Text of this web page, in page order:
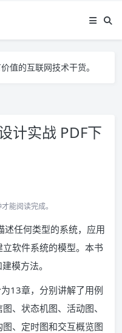
值的互联网技术干货。
计实战 PDF下
能阅读完成。
述任何类型的系统，应用
软件系统的模型。本书
模方法。
13章，分别讲解了用例
、状态机图、活动图、
、定时图和交互概览图